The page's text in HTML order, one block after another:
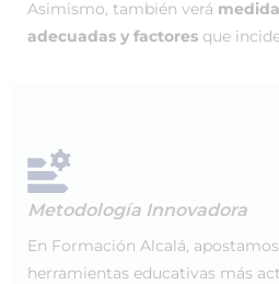
Asimismo, también verá
adecuadas y factores que
Metodología Innovadora
En Formación Alcalá,
herramientas educativas más